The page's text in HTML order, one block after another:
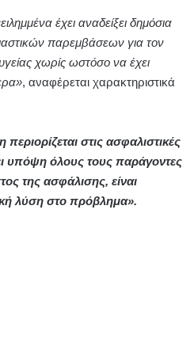
έχει αναδείξει δημόσια
παρεμβάσεων για τον
χωρίς ωστόσο να έχει
, αναφέρεται χαρακτηριστικά
στις ασφαλιστικές
υπόψη όλους τους παράγοντες
της ασφάλισης, είναι
λύση στο πρόβλημα».